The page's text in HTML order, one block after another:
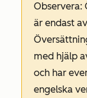
Observera:
är endast
med hjälp
och har
engelska